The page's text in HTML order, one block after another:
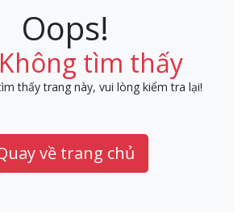
Oops!
tìm thấy
thấy trang này, vui lòng kiểm tra lại!
về trang chủ